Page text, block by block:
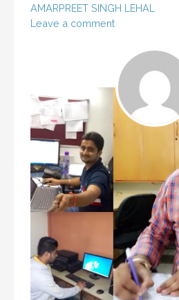
AMARPREET SINGH LEHAL
Leave a comment